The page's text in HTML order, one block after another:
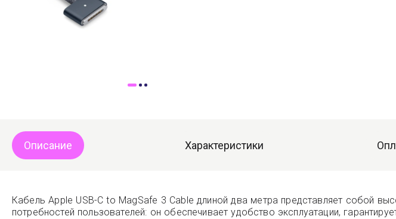
Trade-In
Описание Характеристики
Кабель Apple USB-C to MagSafe 3 Cable длиной два метра представляет собой
потребностей пользователей: он обеспечивает удобство эксплуатации,